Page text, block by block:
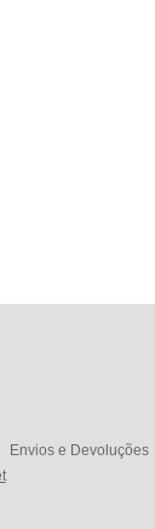
Envios e Devoluções